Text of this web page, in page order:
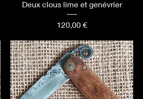
Deux clous lime et genévrier
Prix
120,00 €